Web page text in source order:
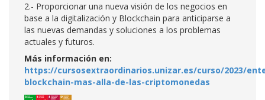
2.- Proporcionar una nueva visión de los negocios en
base a la digitalización y Blockchain para anticiparse a
las nuevas demandas y soluciones a los problemas
actuales y futuros.
Más información en:
https://cursosextraordinarios.unizar.es/curso/2023/
blockchain-mas-alla-de-las-criptomonedas